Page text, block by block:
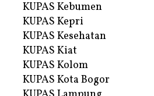
KUPAS Kebumen
KUPAS Kepri
KUPAS Kesehatan
KUPAS Kiat
KUPAS Kolom
KUPAS Kota Bogor